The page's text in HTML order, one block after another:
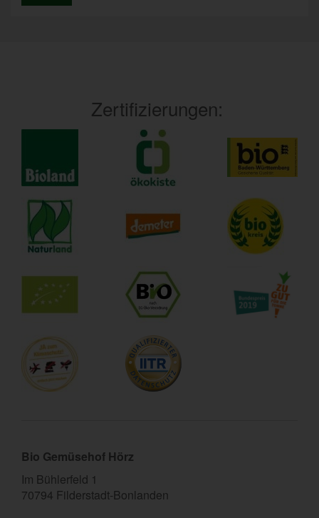
Zertifizierungen:
Bio Gemüsehof Hörz
Im Bühlerfeld 1
70794 Filderstadt-Bonlanden